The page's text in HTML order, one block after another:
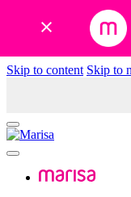
Skip to content Skip to